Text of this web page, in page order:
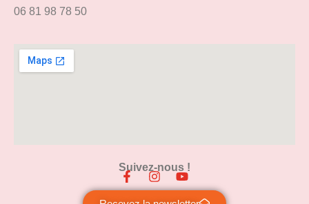
06 81 98 78 50
Suivez-nous !